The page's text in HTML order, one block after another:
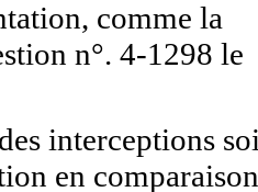
comme la
n°. 4-1298 le
interceptions
en comparaison